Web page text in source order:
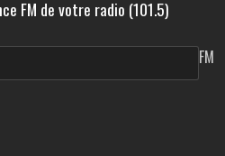
FM de votre radio (101.5)
FM